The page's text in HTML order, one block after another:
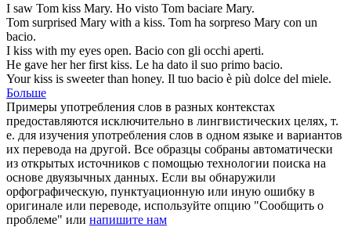
I saw Tom kiss Mary. Ho visto Tom baciare Mary.
Tom surprised Mary with a kiss. Tom ha sorpreso Mary con un
bacio.
I kiss with my eyes open. Bacio con gli occhi aperti.
He gave her her first kiss. Le ha dato il suo primo bacio.
Yourkiss is sweeter than honey. Il tuo bacio è più dolce del miele.
Больше
Примеры употребления слов в разных контекстах
предоставляются исключительно в лингвистических целях, т.
е. для изучения употребления слов в одном языке и вариантов
их перевода на другой. Все образцы собраны автоматически
из открытых источников с помощью технологии поиска на
основе двуязычных данных. Если вы обнаружили
орфографическую, пунктуационную или иную ошибку в
оригинале или переводе, используйте опцию "Сообщить о
проблеме" или напишите нам